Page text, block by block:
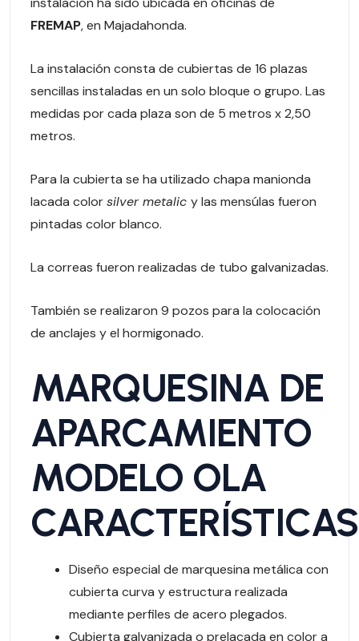
FREMAP, en Majadahonda.
La instalación consta de cubiertas de 16 plazas
sencillas instaladas en un solo bloque o grupo. Las
medidas por cada plaza son de 5 metros x 2,50
metros.
Para la cubierta se ha utilizado chapa manionda
lacada colorsilver metalic y las mensúlas fueron
pintadas color blanco.
La correas fueron realizadas de tubo galvanizadas.
También se realizaron 9 pozos para la colocación
de anclajes y el hormigonado.
MARQUESINA DE
APARCAMIENTO
MODELO OLA
CARACTERÍSTICAS
Diseño especial de marquesina metálica con
cubierta curva y estructura realizada
mediante perfiles de acero plegados.
Cubierta galvanizada o prelacada en color a